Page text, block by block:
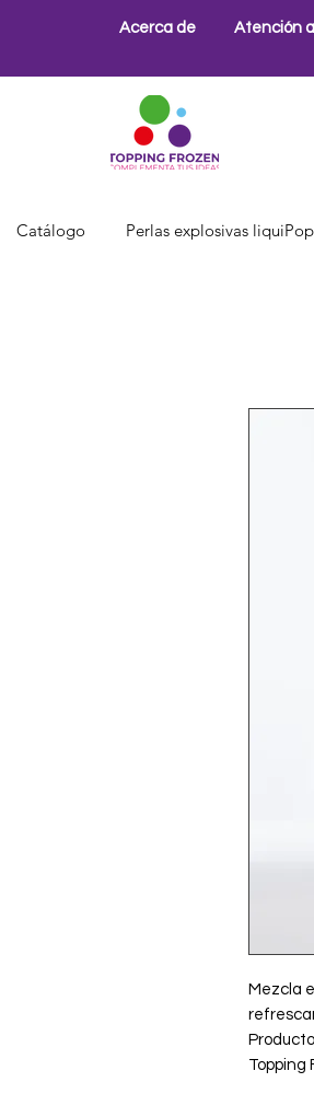
Acerca de Atención
Catálogo Perlas explosivas
Mezcla
Topping